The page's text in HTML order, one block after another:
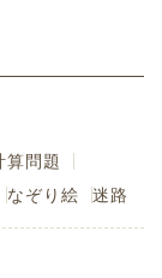
です。
算問題
なぞり絵 迷路